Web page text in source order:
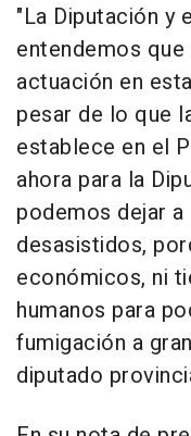
"La Diputación y
entendemos
actuación en
pesar de lo que
establece en el
ahora para la
podemos dejar
desasistidos,
económicos, ni
humanos para
fumigación a
diputado